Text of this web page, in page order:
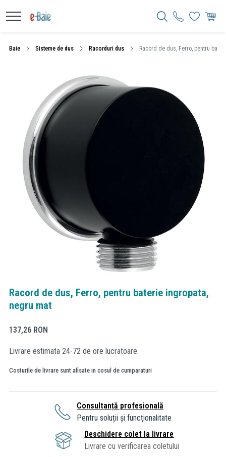
Baie Sisteme de dus Racorduri dus Racord de dus, Ferro, pentru
Racord de dus, Ferro, pentru baterie ingropata,
negru mat
137,26 RON
Livrare estimata 24-72 de ore lucratoare.
Costurile de livrare sunt afisate in cosul de cumparaturi
Consultanță profesională
Pentru soluții și funcționalitate
Deschidere colet la livrare
Livrare cu verificarea coletului